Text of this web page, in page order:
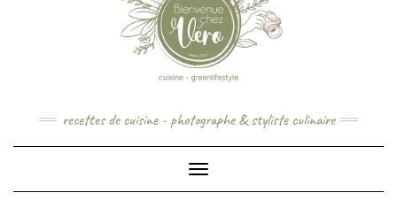
recettes de cuisine - photographe & styliste culinaire
Toggle Navigation